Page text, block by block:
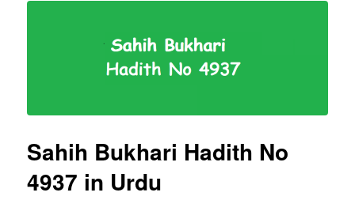
Sahih Bukhari Hadith No
4937 in Urdu